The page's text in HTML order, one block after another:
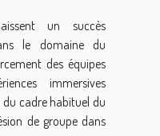
un succès
le domaine du
des équipes
immersives
cadre habituel du
de groupe dans